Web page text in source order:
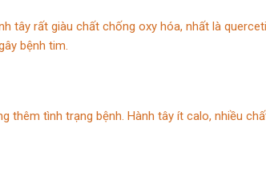
tây rất giàu chất chống oxy hóa, nhất là
bệnh tim.
thêm tình trạng bệnh. Hành tây ít calo, nhiều